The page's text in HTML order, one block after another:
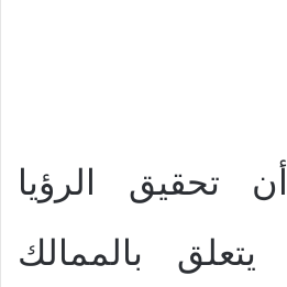
تحقيق الرؤيا
يتعلق بالممالك